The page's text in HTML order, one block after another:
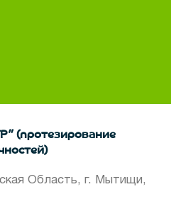
(протезирование
Область, г. Мытищи,